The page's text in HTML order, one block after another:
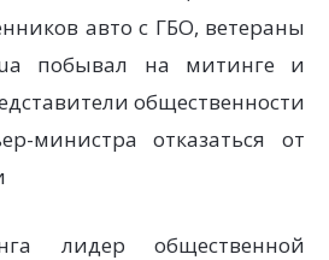
авто с ГБО, ветераны
побывал на митинге и
общественности
министра отказаться от
лидер общественной